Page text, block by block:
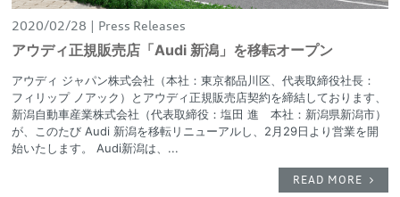
2020/02/28 Press Releases
アウディ正規販売店「Audi 新潟」を移転オープン
アウディ ジャパン株式会社（本社：東京都品川区、代表取締役社長：
フィリップ ノアック）とアウディ正規販売店契約を締結しております、
新潟自動車産業株式会社（代表取締役：塩田 進 本社：新潟県新潟市）
が、このたび Audi 新潟を移転リニューアルし、2月29日より営業を開
始いたします。 Audi新潟は、...
READ MORE